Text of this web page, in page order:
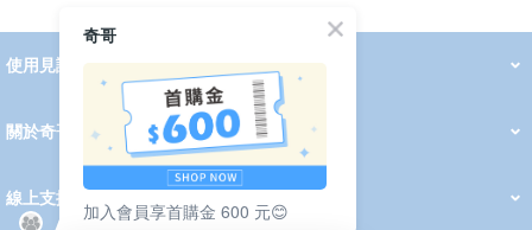
使用見證 線上DM
2026 PADDINGTON 春夏服飾
2026 Peter Rabbit 春夏服飾
2026 CHIC BASICS春夏服飾
2026 Chic“a”Bon 派對禮服系列
2026 Chic“a”Bon 春夏服飾
媽咪購物指南
關於奇哥
奇哥的故事
育兒資訊站
會員中心
會員權益說明
我的帳戶
訂單查詢
紅利點數
修改會員資料
活動報名
線上支援
奇哥
加入會員享首購金 600 元😊